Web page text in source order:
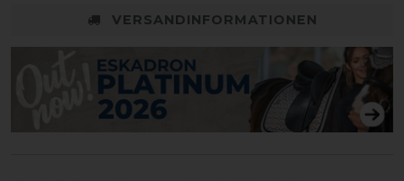
VERSANDINFORMATIONEN